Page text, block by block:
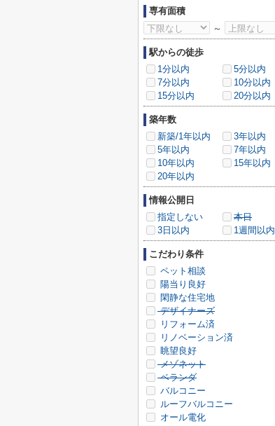
専有面積
～
駅からの徒歩
1分以内
5分以内
7分以内
10分以内
15分以内
20分以内
築年数
新築/1年以内
3年以内
5年以内
7年以内
10年以内
15年以内
20年以内
情報公開日
指定しない
本日
3日以内
1週間以内
こだわり条件
ペット相談
陽当り良好
閑静な住宅地
デザイナーズ
リフォーム済
リノベーション済
眺望良好
メゾネット
ベランダ
バルコニー
ルーフバルコニー
オール電化